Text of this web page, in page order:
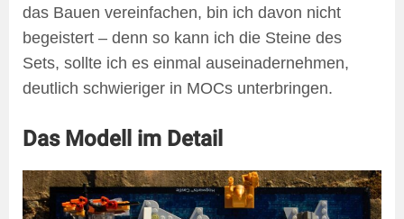
das Bauen vereinfachen, bin ich davon nicht
begeistert – denn so kann ich die Steine des
Sets, sollte ich es einmal auseinadernehmen,
deutlich schwieriger in MOCs unterbringen.
Das Modell im Detail